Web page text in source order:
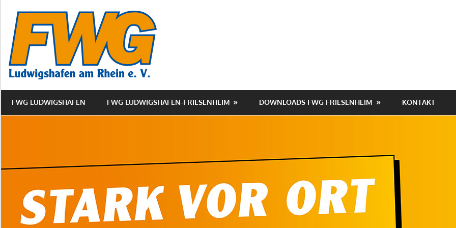
Inhalt
springen
FWG LUDWIGSHAFEN FWG LUDWIGSHAFEN-FRIESENHEIM DOWNLOADS FWG FRIESENHEIM KONTAKT